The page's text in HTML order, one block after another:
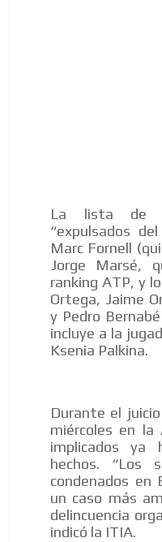
La lista de
“expulsados
Marc Fornell
Jorge Marsé,
ranking ATP, y
Ortega, Jaime
y Pedro
incluye a la
Ksenia Palkina.
Durante el
miércoles en la
implicados ya
hechos. “Los
condenados en
un caso más
delincuencia
indicó la ITIA.